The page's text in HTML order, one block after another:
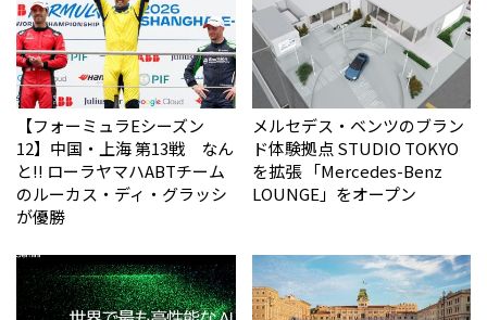
【フォーミュラEシーズン
12】中国・上海 第13戦 なん
と!! ローラヤマハABTチーム
のルーカス・ディ・グラッシ
が優勝
メルセデス・ベンツのブラン
ド体験拠点 STUDIO TOKYO
を拡張 「Mercedes-Benz
LOUNGE」をオープン